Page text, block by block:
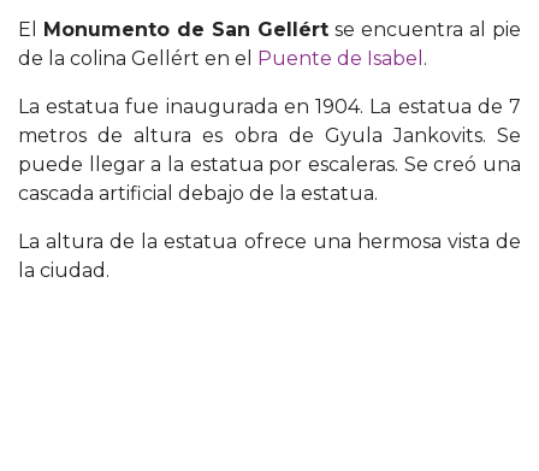
El Monumento de San Gellért se encuentra al pie
de la colina Gellért en el Puente de Isabel .
La estatua fue inaugurada en 1904. La estatua de 7
metros de altura es obra de Gyula Jankovits. Se
puede llegar a la estatua por escaleras. Se creó una
cascada artificial debajo de la estatua.
La altura de la estatua ofrece una hermosa vista de
la ciudad.